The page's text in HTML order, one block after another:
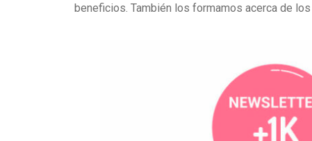
beneficios. También los formamos acerca de